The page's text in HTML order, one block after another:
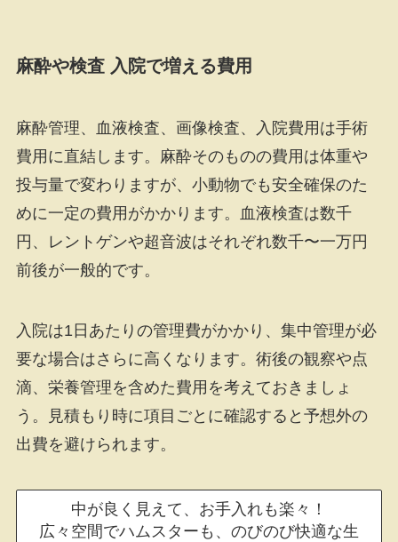
麻酔や検査 入院で増える費用
麻酔管理、血液検査、画像検査、入院費用は手術
費用に直結します。麻酔そのものの費用は体重や
投与量で変わりますが、小動物でも安全確保のた
めに一定の費用がかかります。血液検査は数千
円、レントゲンや超音波はそれぞれ数千〜一万円
前後が一般的です。
入院は1日あたりの管理費がかかり、集中管理が必
要な場合はさらに高くなります。術後の観察や点
滴、栄養管理を含めた費用を考えておきましょ
う。見積もり時に項目ごとに確認すると予想外の
出費を避けられます。
中が良く見えて、お手入れも楽々！
広々空間でハムスターも、のびのび快適な生